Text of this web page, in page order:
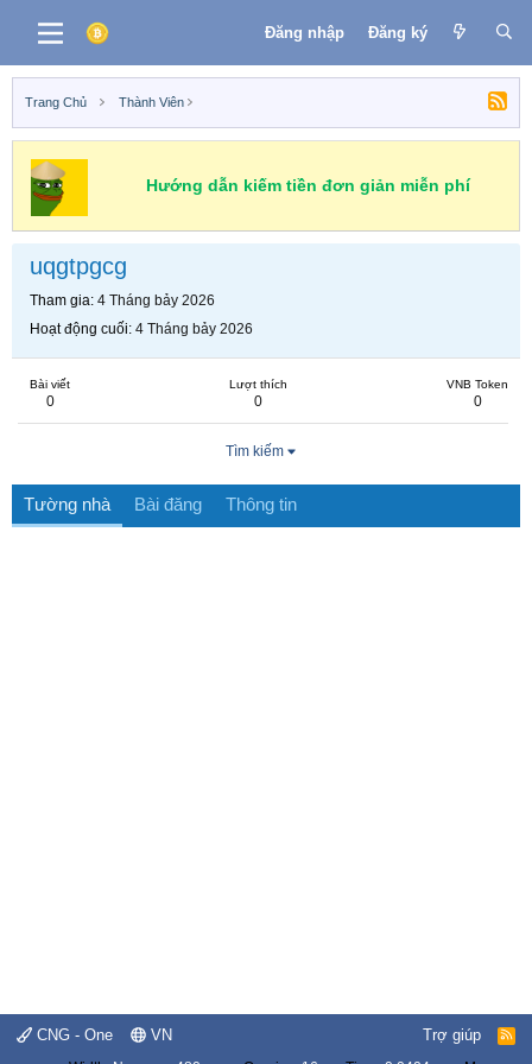
Đăng nhập Đăng ký
Trang Chủ Thành Viên
Hướng dẫn kiếm tiền đơn giản miễn phí
uqgtpgcg
Tham gia 4 Tháng bảy 2026
Hoạt động cuối 4 Tháng bảy 2026
Bài viết
0
Lượt thích
0
VNB Token
0
Tìm kiếm
Tường nhà Bài đăng Thông tin
CNG - One VN Trợ giúp
R